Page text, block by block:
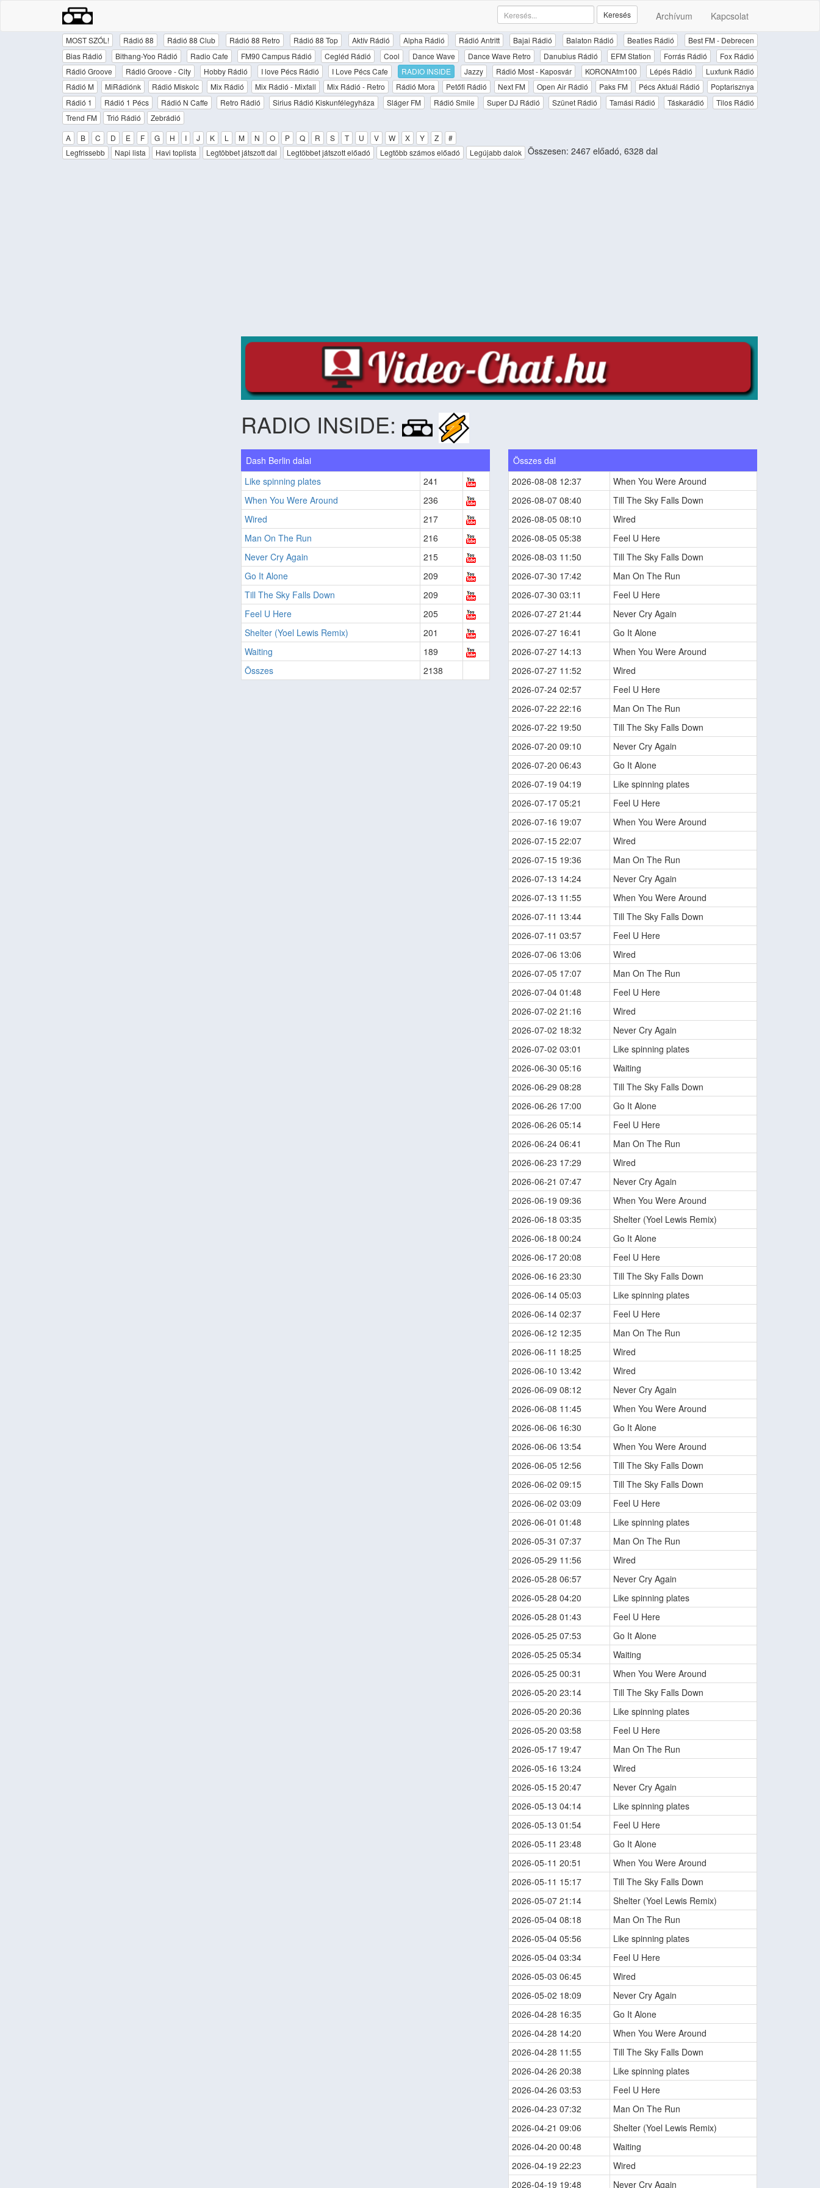
Archívum Kapcsolat
Keresés
MOST SZÓL! Rádió 88 Rádió 88 Club Rádió 88 Retro Rádió 88 Top Aktív Rádió Alpha Rádió Rádió Antritt Bajai Rádió Balaton Rádió Beatles Rádió
Best FM - Debrecen
Bias Rádió
Bithang-Yoo Rádió Radio Cafe FM90 Campus Rádió Cegléd Rádió Cool Dance Wave Dance Wave Retro Danubius Rádió EFM Station Forrás Rádió
Fox Rádió
Rádió Groove
Rádió Groove - City Hobby Rádió I love Pécs Rádió I Love Pécs Cafe RADIO INSIDE Jazzy Rádió Most - Kaposvár KORONAfm100 Lépés Rádió
Luxfunk Rádió
Rádió M
MiRádiónk Rádió Miskolc Mix Rádió Mix Rádió - Mixfall Mix Rádió - Retro Rádió Mora Petőfi Rádió Next FM Open Air Rádió Paks FM Pécs Aktuál Rádió
Poptarisznya
Rádió 1
Rádió 1 Pécs Rádió N Caffe Retro Rádió Sirius Rádió Kiskunfélegyháza Sláger FM Rádió Smile Super DJ Rádió Szünet Rádió Tamási Rádió Táskarádió
Tilos Rádió
Trend FM
Trió Rádió
Zebrádió
A
B C D E F G H I J K L M N O P Q R S T U V W X Y Z
#
Legfrissebb
Napi lista Havi toplista Legtöbbet játszott dal Legtöbbet játszott előadó Legtöbb számos előadó Legújabb dalok Összesen: 2467 előadó, 6328 dal
RADIO INSIDE:
Dash Berlin dalai
Like spinning plates
241
When You Were Around
236
Wired
217
Man On The Run
216
Never Cry Again
215
Go It Alone
209
Till The Sky Falls Down
209
Feel U Here
205
Shelter (Yoel Lewis Remix)
201
Waiting
189
Összes
2138
Összes dal
2026-08-08 12:37
When You Were Around
2026-08-07 08:40
Till The Sky Falls Down
2026-08-05 08:10
Wired
2026-08-05 05:38
Feel U Here
2026-08-03 11:50
Till The Sky Falls Down
2026-07-30 17:42
Man On The Run
2026-07-30 03:11
Feel U Here
2026-07-27 21:44
Never Cry Again
2026-07-27 16:41
Go It Alone
2026-07-27 14:13
When You Were Around
2026-07-27 11:52
Wired
2026-07-24 02:57
Feel U Here
2026-07-22 22:16
Man On The Run
2026-07-22 19:50
Till The Sky Falls Down
2026-07-20 09:10
Never Cry Again
2026-07-20 06:43
Go It Alone
2026-07-19 04:19
Like spinning plates
2026-07-17 05:21
Feel U Here
2026-07-16 19:07
When You Were Around
2026-07-15 22:07
Wired
2026-07-15 19:36
Man On The Run
2026-07-13 14:24
Never Cry Again
2026-07-13 11:55
When You Were Around
2026-07-11 13:44
Till The Sky Falls Down
2026-07-11 03:57
Feel U Here
2026-07-06 13:06
Wired
2026-07-05 17:07
Man On The Run
2026-07-04 01:48
Feel U Here
2026-07-02 21:16
Wired
2026-07-02 18:32
Never Cry Again
2026-07-02 03:01
Like spinning plates
2026-06-30 05:16
Waiting
2026-06-29 08:28
Till The Sky Falls Down
2026-06-26 17:00
Go It Alone
2026-06-26 05:14
Feel U Here
2026-06-24 06:41
Man On The Run
2026-06-23 17:29
Wired
2026-06-21 07:47
Never Cry Again
2026-06-19 09:36
When You Were Around
2026-06-18 03:35
Shelter (Yoel Lewis Remix)
2026-06-18 00:24
Go It Alone
2026-06-17 20:08
Feel U Here
2026-06-16 23:30
Till The Sky Falls Down
2026-06-14 05:03
Like spinning plates
2026-06-14 02:37
Feel U Here
2026-06-12 12:35
Man On The Run
2026-06-11 18:25
Wired
2026-06-10 13:42
Wired
2026-06-09 08:12
Never Cry Again
2026-06-08 11:45
When You Were Around
2026-06-06 16:30
Go It Alone
2026-06-06 13:54
When You Were Around
2026-06-05 12:56
Till The Sky Falls Down
2026-06-02 09:15
Till The Sky Falls Down
2026-06-02 03:09
Feel U Here
2026-06-01 01:48
Like spinning plates
2026-05-31 07:37
Man On The Run
2026-05-29 11:56
Wired
2026-05-28 06:57
Never Cry Again
2026-05-28 04:20
Like spinning plates
2026-05-28 01:43
Feel U Here
2026-05-25 07:53
Go It Alone
2026-05-25 05:34
Waiting
2026-05-25 00:31
When You Were Around
2026-05-20 23:14
Till The Sky Falls Down
2026-05-20 20:36
Like spinning plates
2026-05-20 03:58
Feel U Here
2026-05-17 19:47
Man On The Run
2026-05-16 13:24
Wired
2026-05-15 20:47
Never Cry Again
2026-05-13 04:14
Like spinning plates
2026-05-13 01:54
Feel U Here
2026-05-11 23:48
Go It Alone
2026-05-11 20:51
When You Were Around
2026-05-11 15:17
Till The Sky Falls Down
2026-05-07 21:14
Shelter (Yoel Lewis Remix)
2026-05-04 08:18
Man On The Run
2026-05-04 05:56
Like spinning plates
2026-05-04 03:34
Feel U Here
2026-05-03 06:45
Wired
2026-05-02 18:09
Never Cry Again
2026-04-28 16:35
Go It Alone
2026-04-28 14:20
When You Were Around
2026-04-28 11:55
Till The Sky Falls Down
2026-04-26 20:38
Like spinning plates
2026-04-26 03:53
Feel U Here
2026-04-23 07:32
Man On The Run
2026-04-21 09:06
Shelter (Yoel Lewis Remix)
2026-04-20 00:48
Waiting
2026-04-19 22:23
Wired
2026-04-19 19:48
Never Cry Again